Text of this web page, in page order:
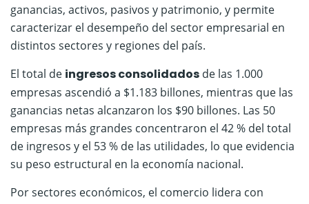
ganancias, activos, pasivos y patrimonio, y permite
caracterizar el desempeño del sector empresarial en
distintos sectores y regiones del país.
El total de ingresos consolidados de las 1.000
empresas ascendió a $1.183 billones, mientras que las
ganancias netas alcanzaron los $90 billones. Las 50
empresas más grandes concentraron el 42 % del total
de ingresos y el 53 % de las utilidades, lo que evidencia
su peso estructural en la economía nacional.
Por sectores económicos, el comercio lidera con